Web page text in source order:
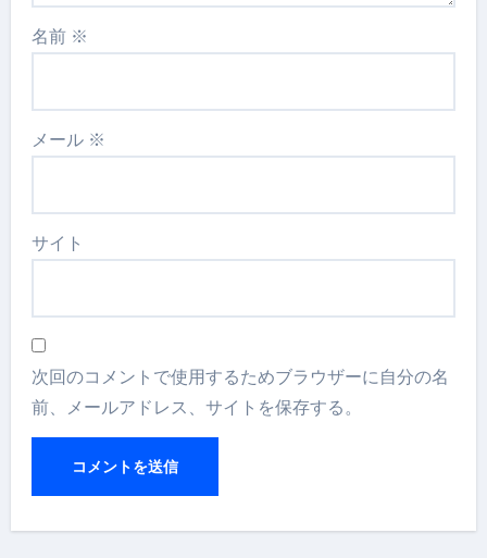
名前 ※
メール ※
サイト
次回のコメントで使用するためブラウザーに自分の名
前、メールアドレス、サイトを保存する。